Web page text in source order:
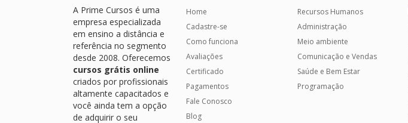
A Prime Cursos é uma
empresa especializada
em ensino a distância e
referência no segmento
desde 2008. Oferecemos
cursos grátis online
criados por profissionais
altamente capacitados e
você ainda tem a opção
de adquirir o seu
Home
Cadastre-se
Como funciona
Avaliações
Certificado
Pagamentos
Fale Conosco
Blog
Recursos Humanos
Administração
Meio ambiente
Comunicação e Vendas
Saúde e Bem Estar
Programação